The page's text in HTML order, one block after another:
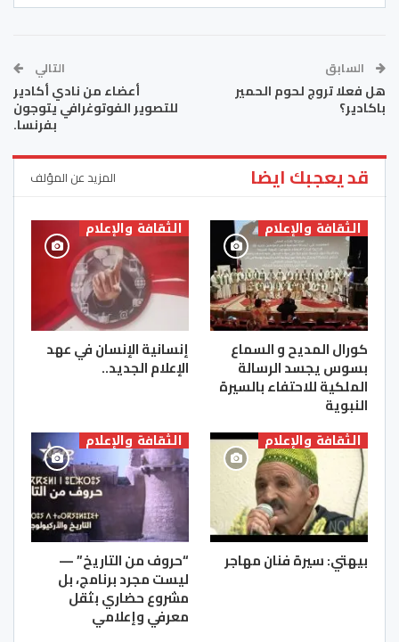
السابق
هل فعلا تروج لحوم الحمير
باكادير؟
التالي
أعضاء من نادي أكادير
للتصوير الفوتوغرافي يتوجون
بفرنسا.
قد يعجبك ايضا المزيد عن المؤلف
الثقافة والإعلام
كورال المديح و السماع
بسوس يجسد الرسالة
الملكية للاحتفاء بالسيرة
النبوية
الثقافة والإعلام
إنسانية الإنسان في عهد
الإعلام الجديد..
الثقافة والإعلام
بيهتي: سيرة فنان مهاجر
الثقافة والإعلام
“حروف من التاريخ” —
ليست مجرد برنامج، بل
مشروع حضاري بثقل
معرفي وإعلامي